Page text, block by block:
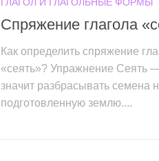
Спряжение глагола
Как определить спряжение
«сеять»? Упражнение Сеять
значит разбрасывать семена
подготовленную землю....